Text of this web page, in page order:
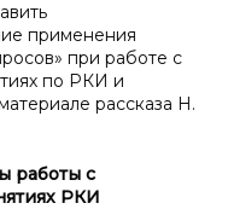
применения
при работе с
по РКИ и
рассказа Н.
работы с
РКИ